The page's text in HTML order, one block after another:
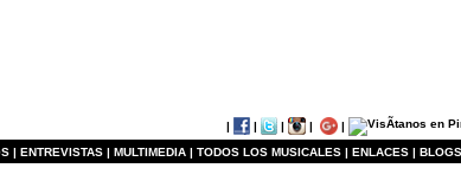
| | | | |
| ENTREVISTAS | MULTIMEDIA | TODOS LOS MUSICALES | ENLACES | BLOGS